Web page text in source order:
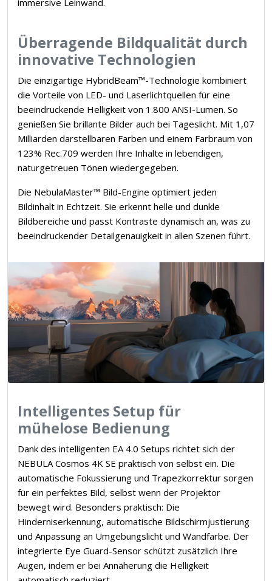
immersive Leinwand.
Überragende Bildqualität durch
innovative Technologien
Die einzigartige HybridBeam™-Technologie kombiniert
die Vorteile von LED- und Laserlichtquellen für eine
beeindruckende Helligkeit von 1.800 ANSI-Lumen. So
genießen Sie brillante Bilder auch bei Tageslicht. Mit 1,07
Milliarden darstellbaren Farben und einem Farbraum von
123% Rec.709 werden Ihre Inhalte in lebendigen,
naturgetreuen Tönen wiedergegeben.
Die NebulaMaster™ Bild-Engine optimiert jeden
Bildinhalt in Echtzeit. Sie erkennt helle und dunkle
Bildbereiche und passt Kontraste dynamisch an, was zu
beeindruckender Detailgenauigkeit in allen Szenen führt.
Intelligentes Setup für
mühelose Bedienung
Dank des intelligenten EA 4.0 Setups richtet sich der
NEBULA Cosmos 4K SE praktisch von selbst ein. Die
automatische Fokussierung und Trapezkorrektur sorgen
für ein perfektes Bild, selbst wenn der Projektor
bewegt wird. Besonders praktisch: Die
Hinderniserkennung, automatische Bildschirmjustierung
und Anpassung an Umgebungslicht und Wandfarbe. Der
integrierte Eye Guard-Sensor schützt zusätzlich Ihre
Augen, indem er bei Annäherung die Helligkeit